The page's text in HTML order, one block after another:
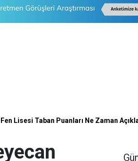
Lisesi Taban Puanları Ne Zaman